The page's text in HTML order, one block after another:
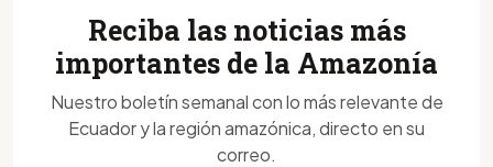
Reciba las noticias más
importantes de la Amazonía
Nuestro boletín semanal con lo más relevante de
Ecuador y la región amazónica, directo en su
correo.